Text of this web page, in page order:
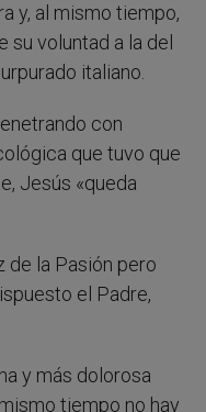
y, al mismo tiempo,
su voluntad a la del
italiano.
con
que tuvo que
Jesús «queda
de la Pasión pero
el Padre,
y más dolorosa
tiempo no hay